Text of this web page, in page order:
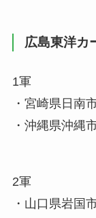
広島東洋カ
1軍
・宮崎県日
・沖縄県沖縄
2軍
・山口県岩国